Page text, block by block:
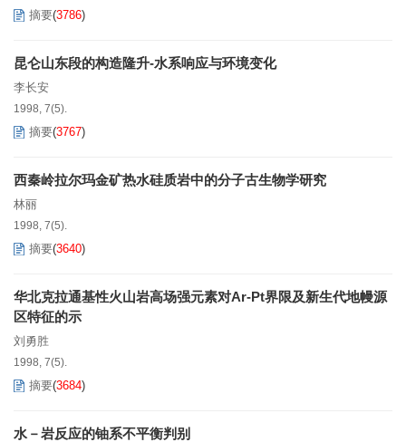
摘要(3786)
昆仑山东段的构造隆升-水系响应与环境变化
李长安
1998, 7(5).
摘要(3767)
西秦岭拉尔玛金矿热水硅质岩中的分子古生物学研究
林丽
1998, 7(5).
摘要(3640)
华北克拉通基性火山岩高场强元素对Ar-Pt界限及新生代地幔源
区特征的示
刘勇胜
1998, 7(5).
摘要(3684)
水－岩反应的铀系不平衡判别